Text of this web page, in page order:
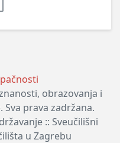
obrazovanja i
prava zadržana.
:: Sveučilišni
u Zagrebu